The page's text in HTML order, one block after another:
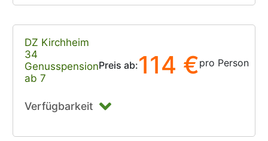
DZ Kirchheim
34
Genusspension
ab 7
Preis ab:114 €pro Person
Verfügbarkeit